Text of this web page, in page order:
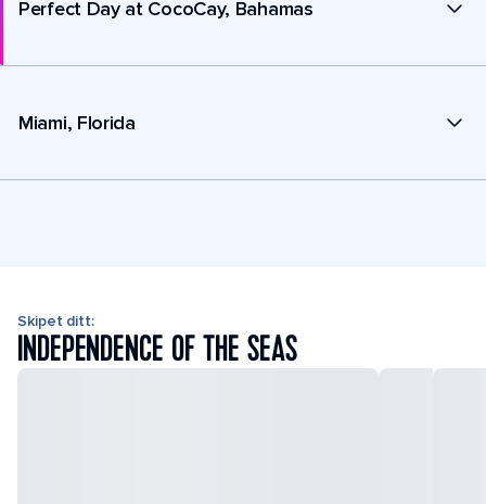
Perfect Day at CocoCay, Bahamas
Miami, Florida
Skipet ditt:
INDEPENDENCE OF THE SEAS